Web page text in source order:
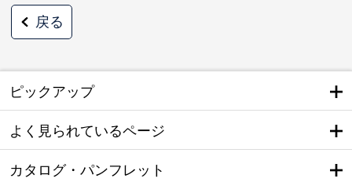
戻る
ピックアップ
よく見られているページ
カタログ・パンフレット